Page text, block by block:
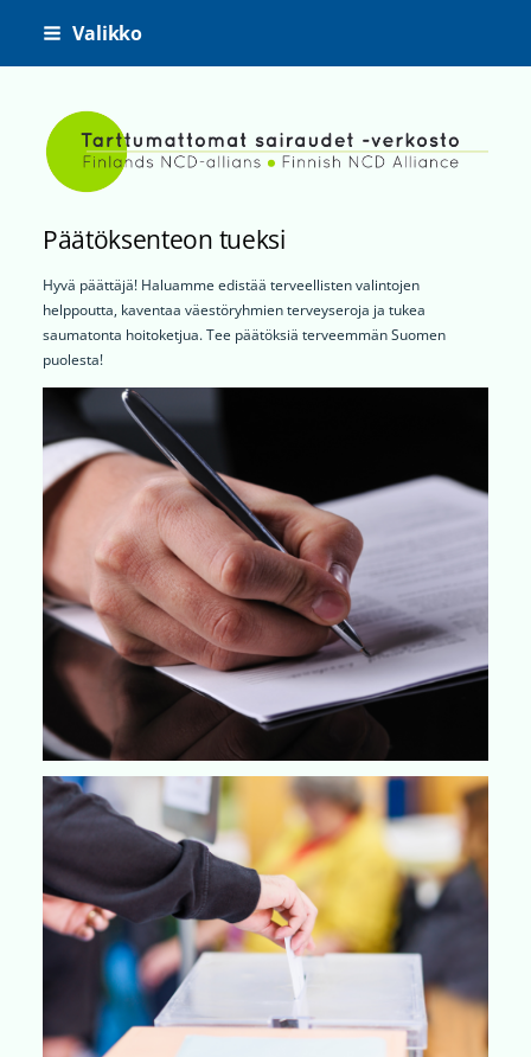
Siirry
Valikko
Tarttumattomat sairaudet -
Päätöksenteon tueksi
Hyvä päättäjä! Haluamme edistää terveellisten valintojen
helppoutta, kaventaa väestöryhmien terveyseroja ja tukea
saumatonta hoitoketjua. Tee päätöksiä terveemmän Suomen
puolesta!